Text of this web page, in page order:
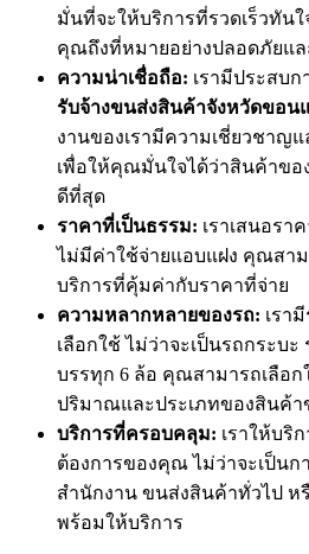
มั่นที่จะให้บริการที่รวดเร็วทัน
คุณถึงที่หมายอย่างปลอดภัยแล
ความน่าเชื่อถือ: เรามีประสบ
รับจ้างขนส่งสินค้าจังหวัดขอน
งานของเรามีความเชี่ยวชาญแ
เพื่อให้คุณมั่นใจได้ว่าสินค้าขอ
ดีที่สุด
ราคาที่เป็นธรรม: เราเสนอรา
ไม่มีค่าใช้จ่ายแอบแฝง คุณสา
บริการที่คุ้มค่ากับราคาที่จ่าย
ความหลากหลายของรถ: เรา
เลือกใช้ ไม่ว่าจะเป็นรถกระบ
บรรทุก 6 ล้อ คุณสามารถเลือก
ปริมาณและประเภทของสินค้
บริการที่ครอบคลุม: เราให้บริ
ต้องการของคุณ ไม่ว่าจะเป็นก
สำนักงาน ขนส่งสินค้าทั่วไป ห
พร้อมให้บริการ